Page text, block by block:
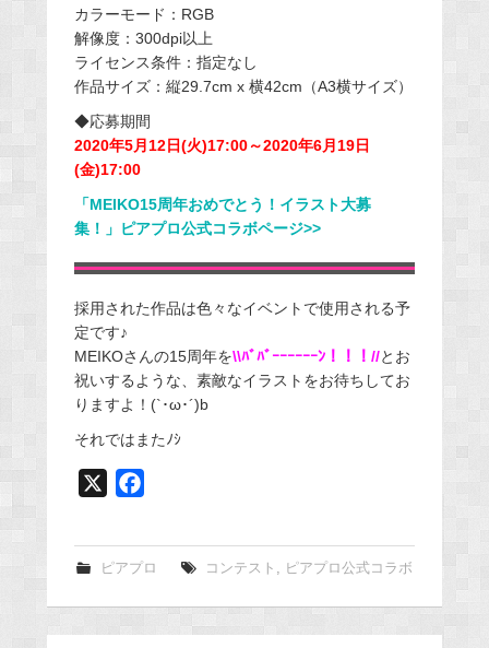
カラーモード：RGB
解像度：300dpi以上
ライセンス条件：指定なし
作品サイズ：縦29.7cm x 横42cm（A3横サイズ）
◆応募期間
2020年5月12日(火)17:00～2020年6月19日
(金)17:00
「MEIKO15周年おめでとう！イラスト大募
集！」ピアプロ公式コラボページ>>
採用された作品は色々なイベントで使用される予
定です♪
MEIKOさんの15周年を\\ﾊﾞﾊﾞｰｰｰｰｰｰﾝ！！！//とお
祝いするような、素敵なイラストをお待ちしてお
りますよ！(`･ω･´)b
それではまたﾉｼ
e
ピアプロ コンテスト ピアプロ公式コラボ